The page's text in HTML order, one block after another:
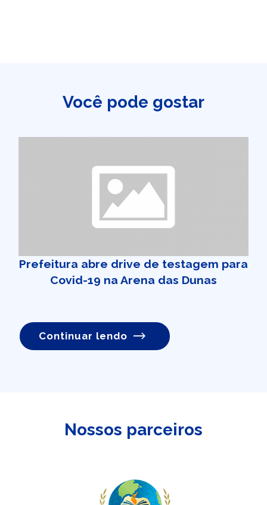
Você pode gostar
Prefeitura abre drive de testagem para
Covid-19 na Arena das Dunas
Continuar lendo
Nossos parceiros